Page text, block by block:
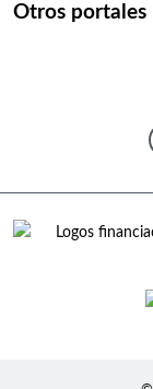
Otros portales